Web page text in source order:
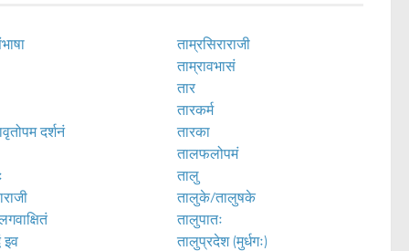
दर्शनं
इव
ताम्रसिराराजी
ताम्रावभासं
तार
तारकर्म
तारका
तालफलोपमं
तालु
तालुके/तालुषके
तालुपातः
तालुप्रदेश (मुर्धगः)